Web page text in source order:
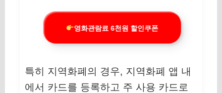
영화관람료 6천원 할인쿠폰
특히 지역화폐의 경우, 지역화폐 앱 내
에서 카드를 등록하고 주 사용 카드로